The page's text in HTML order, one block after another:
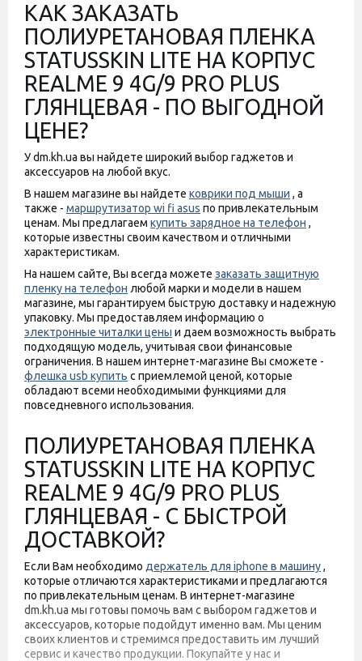
КАК ЗАКАЗАТЬ
ПОЛИУРЕТАНОВАЯ ПЛЕНКА
STATUSSKIN LITE НА КОРПУС
REALME 9 4G/9 PRO PLUS
ГЛЯНЦЕВАЯ - ПО ВЫГОДНОЙ
ЦЕНЕ?
У dm.kh.ua вы найдете широкий выбор гаджетов и
аксессуаров на любой вкус.
В нашем магазине вы найдете коврики под мыши , а
также - маршрутизатор wi fi asus по привлекательным
ценам. Мы предлагаем купить зарядное на телефон ,
которые известны своим качеством и отличными
характеристикам.
На нашем сайте, Вы всегда можете заказать защитную
пленку на телефон любой марки и модели в нашем
магазине, мы гарантируем быструю доставку и надежную
упаковку. Мы предоставляем информацию о
электронные читалки цены и даем возможность выбрать
подходящую модель, учитывая свои финансовые
ограничения. В нашем интернет-магазине Вы сможете -
флешка usb купить с приемлемой ценой, которые
обладают всеми необходимыми функциями для
повседневного использования.
ПОЛИУРЕТАНОВАЯ ПЛЕНКА
STATUSSKIN LITE НА КОРПУС
REALME 9 4G/9 PRO PLUS
ГЛЯНЦЕВАЯ - С БЫСТРОЙ
ДОСТАВКОЙ?
Если Вам необходимо держатель для iphone в машину,
которые отличаются характеристиками и предлагаются
по привлекательным ценам. В интернет-магазине
dm.kh.ua мы готовы помочь вам с выбором гаджетов и
аксессуаров, которые подойдут именно вам. Мы ценим
своих клиентов и стремимся предоставить им лучший
сервис и качество продукции. Покупайте у нас и